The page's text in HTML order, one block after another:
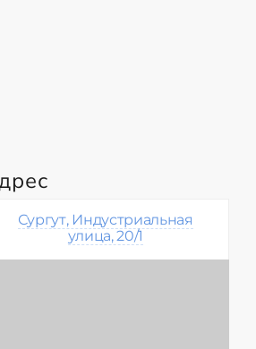
Сургут, Индустриальная
улица, 20/1